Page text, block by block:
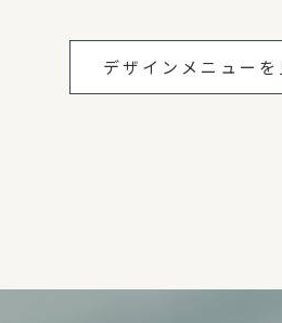
デザインメニューを